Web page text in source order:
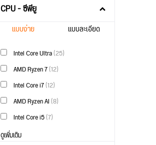
CPU - ซีพียู
แบบง่าย แบบละเอียด
Intel Core Ultra(25)
AMD Ryzen 7(12)
Intel Core i7(12)
AMD Ryzen AI(8)
Intel Core i5(7)
ดูเพิ่มเติม